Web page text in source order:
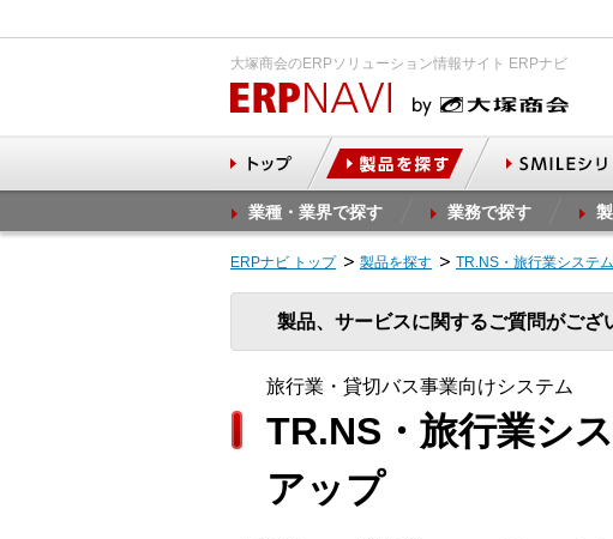
大塚商会のERPソリューション情報サイト ERPナビ
業種・業界で探す 業務で探す
ERPナビ トップ 製品を探す TR.NS・旅行業システ
製品、サービスに関するご質問がござ
旅行業・貸切バス事業向けシステム
TR.NS・旅行業シ
アップ